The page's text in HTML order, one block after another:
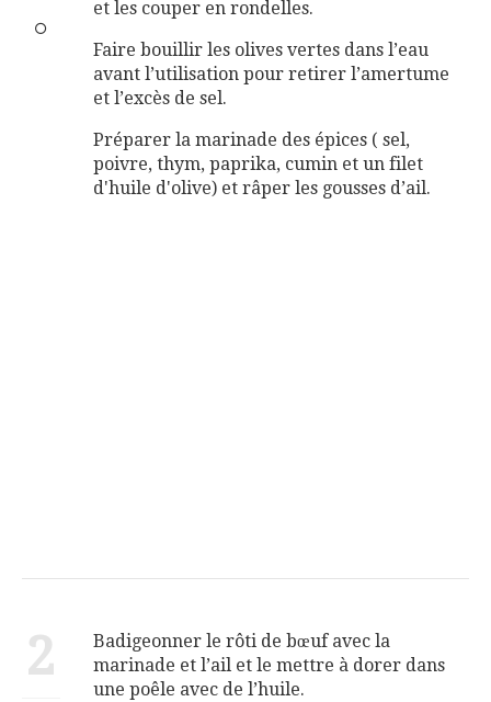
et les couper en rondelles.
Faire bouillir les olives vertes dans l’eau
avant l’utilisation pour retirer l’amertume
et l’excès de sel.
Préparer la marinade des épices ( sel,
poivre, thym, paprika, cumin et un filet
d'huile d'olive) et râper les gousses d’ail.
2
Badigeonner le rôti de bœuf avec la
marinade et l’ail et le mettre à dorer dans
une poêle avec de l’huile.